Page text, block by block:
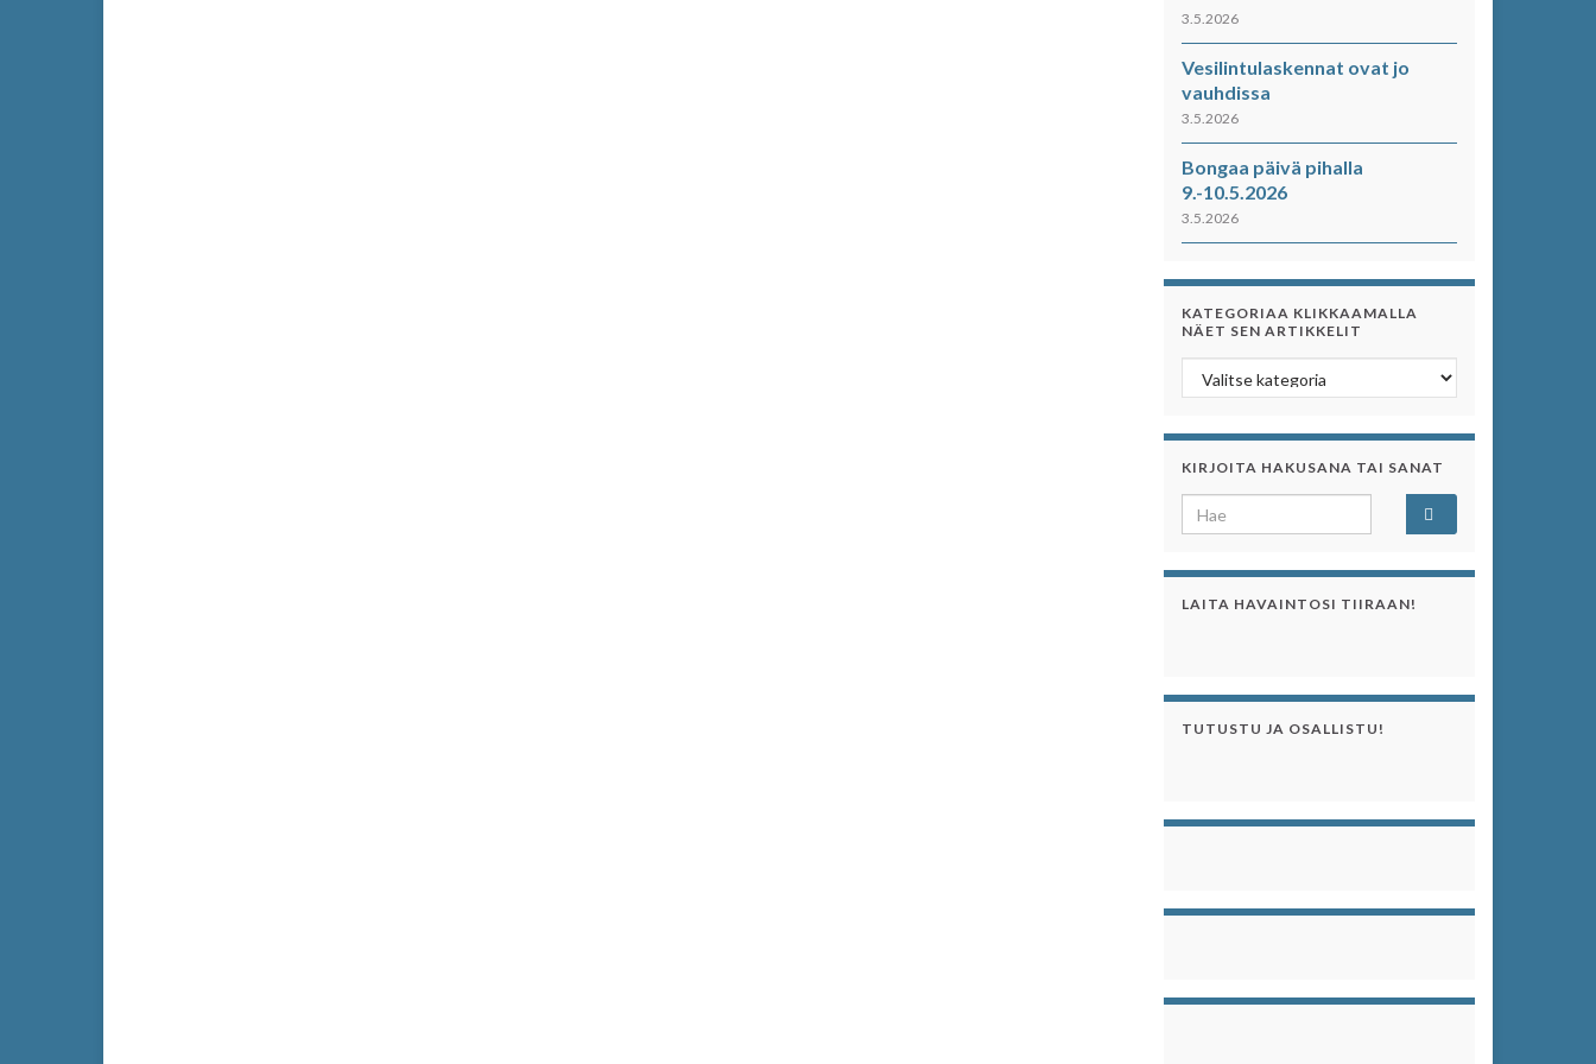
3.5.2026
Vesilintulaskennat ovat jo
vauhdissa
3.5.2026
Bongaa päivä pihalla
9.-10.5.2026
3.5.2026
KATEGORIAA KLIKKAAMALLA
NÄET SEN ARTIKKELIT
Kategoriaa klikkaamalla näet sen artikkelit
KIRJOITA HAKUSANA TAI SANAT
Search for:
LAITA HAVAINTOSI TIIRAAN!
TUTUSTU JA OSALLISTU!